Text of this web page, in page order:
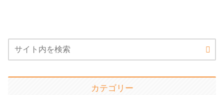
カテゴリー